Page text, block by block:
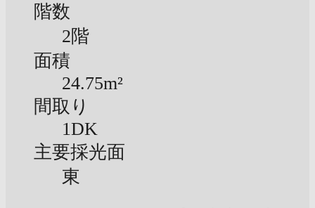
階数
2階
面積
24.75m²
間取り
1DK
主要採光面
東